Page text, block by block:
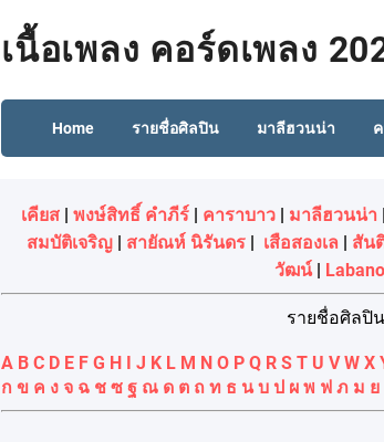
เนื้อเพลง คอร์ดเพลง
Home รายชื่อศิลปิน มาลีฮวนน่า
เคียส| พงษ์สิทธิ์ คำภีร์| คาราบาว| มาลีฮวนน่า |
สมบัติเจริญ | สายัณห์ นิรันดร | เสือสองเล | สัน
วัฒน์|
รายชื่อศิลปิ
A B C D E F G H I J K L M N O P Q R S T U V W X
ก ข ค ง จ ฉ ช ซ ฐ ณ ด ต ถ ท ธ น บ ป ผ พ ฟ ภ ม ย